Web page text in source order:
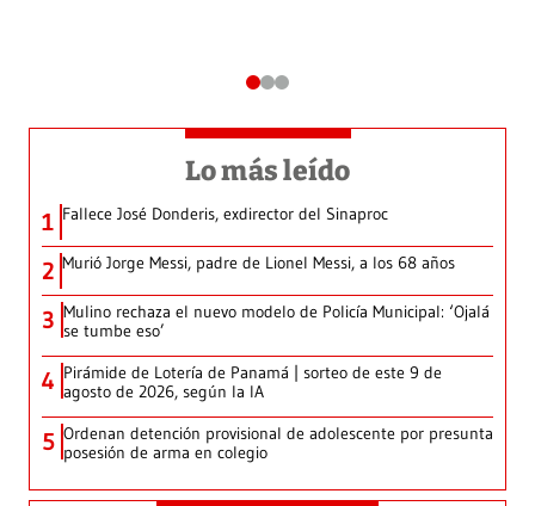
Lo más leído
1 Fallece José Donderis, exdirector del Sinaproc
2 Murió Jorge Messi, padre de Lionel Messi, a los 68 años
3 Mulino rechaza el nuevo modelo de Policía Municipal: ‘Ojalá
se tumbe eso’
4 Pirámide de Lotería de Panamá | sorteo de este 9 de
agosto de 2026, según la IA
5 Ordenan detención provisional de adolescente por presunta
posesión de arma en colegio